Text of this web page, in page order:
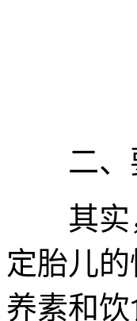
二、要
其实，
定胎儿
养素和